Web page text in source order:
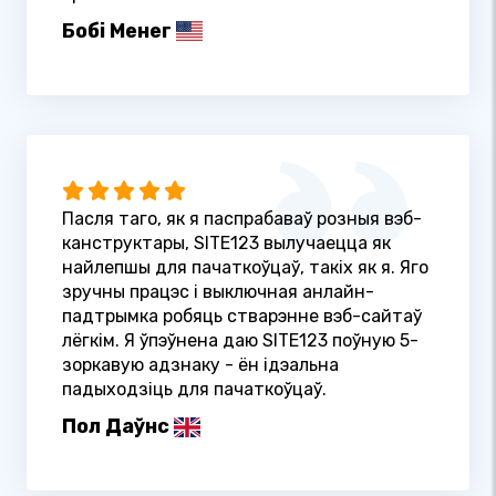
Бобі Менег
Пасля таго, як я паспрабаваў розныя вэб-
канструктары, SITE123 вылучаецца як
найлепшы для пачаткоўцаў, такіх як я. Яго
зручны працэс і выключная анлайн-
падтрымка робяць стварэнне вэб-сайтаў
лёгкім. Я ўпэўнена даю SITE123 поўную 5-
зоркавую адзнаку - ён ідэальна
падыходзіць для пачаткоўцаў.
Пол Даўнс